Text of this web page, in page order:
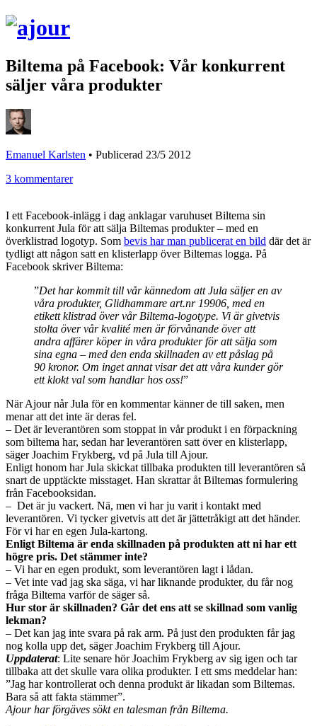
Biltema på Facebook: Vår konkurrent
säljer våra produkter
Emanuel Karlsten • Publicerad 23/5 2012
3 kommentarer
I ett Facebook-inlägg i dag anklagar varuhuset Biltema sin
konkurrent Jula för att sälja Biltemas produkter – med en
överklistrad logotyp. Som bevis har man publicerat en bild där det är
tydligt att någon satt en klisterlapp över Biltemas logga. På
Facebook skriver Biltema:
”Det har kommit till vår kännedom att Jula säljer en av
våra produkter, Glidhammare art.nr 19906, med en
etikett klistrad över vår Biltema-logotype. Vi är givetvis
stolta över vår kvalité men är förvånande över att
andra affärer köper in våra produkter för att sälja som
sina egna – med den enda skillnaden av ett påslag på
90 kronor. Om inget annat visar det att våra kunder gör
ett klokt val som handlar hos oss!”
När Ajour når Jula för en kommentar känner de till saken, men
menar att det inte är deras fel.
– Det är leverantören som stoppat in vår produkt i en förpackning
som biltema har, sedan har leverantören satt över en klisterlapp,
säger Joachim Frykberg, vd på Jula till Ajour.
Enligt honom har Jula skickat tillbaka produkten till leverantören så
snart de upptäckte misstaget. Han skrattar åt Biltemas formulering
från Facebooksidan.
– Det är ju vackert. Nä, men vi har ju varit i kontakt med
leverantören. Vi tycker givetvis att det är jättetråkigt att det händer.
För vi har en egen Jula-kartong.
Enligt Biltema är enda skillnaden på produkten att ni har ett
högre pris. Det stämmer inte?
– Vi har en egen produkt, som leverantören lagt i lådan.
– Vet inte vad jag ska säga, vi har liknande produkter, du får nog
fråga Biltema varför de säger så.
Hur stor är skillnaden? Går det ens att se skillnad som vanlig
lekman?
– Det kan jag inte svara på rak arm. På just den produkten får jag
nog kolla upp det, säger Joachim Frykberg till Ajour.
Uppdaterat: Lite senare hör Joachim Frykberg av sig igen och tar
tillbaka att det skulle vara olika produkter. I ett sms meddelar han:
”Jag har kontrollerat och denna produkt är likadan som Biltemas.
Bara så att fakta stämmer”.
Ajour har förgäves sökt en talesman från Biltema.